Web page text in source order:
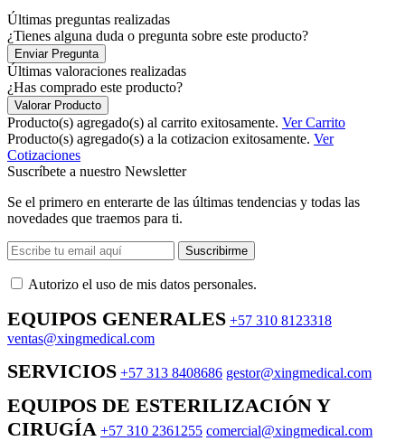
Últimas preguntas realizadas
¿Tienes alguna duda o pregunta sobre este producto?
Enviar Pregunta
Últimas valoraciones realizadas
¿Has comprado este producto?
Valorar Producto
Producto(s) agregado(s) al carrito exitosamente. Ver Carrito
Producto(s) agregado(s) a la cotizacion exitosamente. Ver
Cotizaciones
Suscríbete a nuestro Newsletter
Se el primero en enterarte de las últimas tendencias y todas las
novedades que traemos para ti.
Suscribirme
Autorizo ​​el uso de mis datos personales.
EQUIPOS GENERALES +57 310 8123318
ventas@xingmedical.com
SERVICIOS +57 313 8408686 gestor@xingmedical.com
EQUIPOS DE ESTERILIZACIÓN Y
CIRUGÍA +57 310 2361255 comercial@xingmedical.com